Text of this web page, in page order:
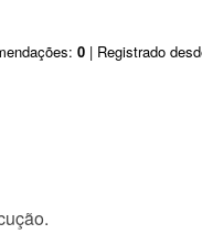
0 | Registrado